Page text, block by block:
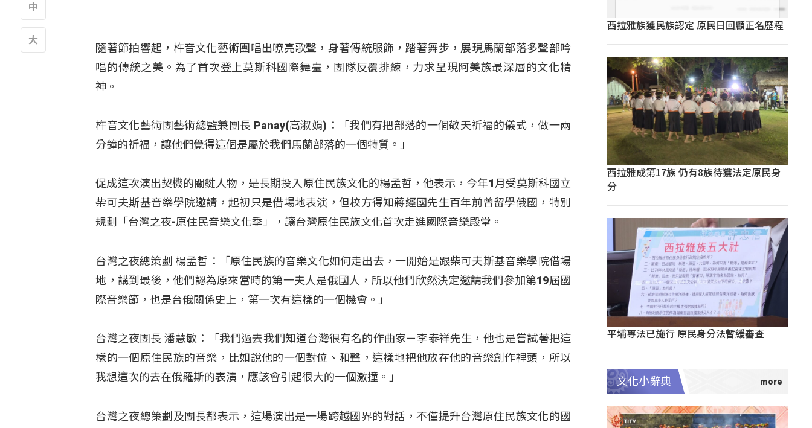
隨著節拍響起，杵音文化藝術團唱出嘹亮歌聲，身著傳統服飾，踏著舞步，展現馬蘭部落多聲部吟
唱的傳統之美。為了首次登上莫斯科國際舞臺，團隊反覆排練，力求呈現阿美族最深層的文化精
神。
杵音文化藝術團藝術總監兼團長 Panay(高淑娟)：「我們有把部落的一個敬天祈福的儀式，做一兩
分鐘的祈福，讓他們覺得這個是屬於我們馬蘭部落的一個特質。」
促成這次演出契機的關鍵人物，是長期投入原住民族文化的楊孟哲，他表示，今年1月受莫斯科國立
柴可夫斯基音樂學院邀請，起初只是借場地表演，但校方得知蔣經國先生百年前曾留學俄國，特別
規劃「台灣之夜-原住民音樂文化季」，讓台灣原住民族文化首次走進國際音樂殿堂。
台灣之夜總策劃 楊孟哲：「原住民族的音樂文化如何走出去，一開始是跟柴可夫斯基音樂學院借場
地，講到最後，他們認為原來當時的第一夫人是俄國人，所以他們欣然決定邀請我們參加第19屆國
際音樂節，也是台俄關係史上，第一次有這樣的一個機會。」
台灣之夜團長 潘慧敏：「我們過去我們知道台灣很有名的作曲家－李泰祥先生，他也是嘗試著把這
樣的一個原住民族的音樂，比如說他的一個對位、和聲，這樣地把他放在他的音樂創作裡頭，所以
我想這次的去在俄羅斯的表演，應該會引起很大的一個激撞。」
台灣之夜總策劃及團長都表示，這場演出是一場跨越國界的對話，不僅提升台灣原住民族文化的國
西拉雅族獲民族認定 原民日回顧正名歷程
西拉雅成第17族 仍有8族待獲法定原民身
分
平埔專法已施行 原民身分法暫緩審查
文化小辭典